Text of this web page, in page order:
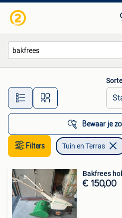
Alle
Bewaar je
Filters Tuin en Terras
€ 150,00